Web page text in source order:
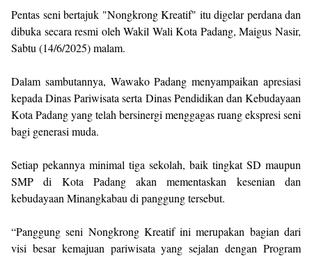
Pentas seni bertajuk "Nongkrong Kreatif" itu digelar perdana dan
dibuka secara resmi oleh Wakil Wali Kota Padang, Maigus Nasir,
Sabtu (14/6/2025) malam.
Dalam sambutannya, Wawako Padang menyampaikan apresiasi
kepada Dinas Pariwisata serta Dinas Pendidikan dan Kebudayaan
Kota Padang yang telah bersinergi menggagas ruang ekspresi seni
bagi generasi muda.
Setiap pekannya minimal tiga sekolah, baik tingkat SD maupun
SMP di Kota Padang akan mementaskan kesenian dan
kebudayaan Minangkabau di panggung tersebut.
“Panggung seni Nongkrong Kreatif ini merupakan bagian dari
visi besar kemajuan pariwisata yang sejalan dengan Program